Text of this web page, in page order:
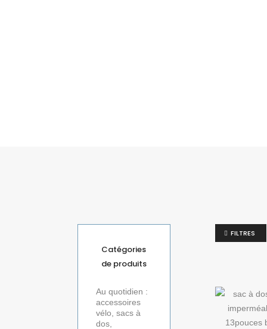
FILTRES
Catégories
de produits
Au quotidien :
accessoires
vélo, sacs à
dos,